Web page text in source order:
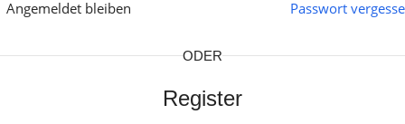
Passwort
Angemeldet bleiben
ODER
Register